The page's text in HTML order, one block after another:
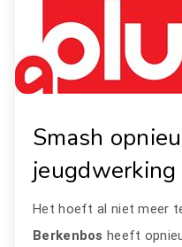
Smash
jeugdwerking
Het hoeft al niet meer
Berkenbos heeft